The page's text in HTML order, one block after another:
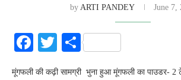
by ARTI PANDEY June 7,
Facebook
Twitter
Share
मूंगफली की कढ़ी सामग्री भुना हुआ मूंगफली का पाउडर- 2